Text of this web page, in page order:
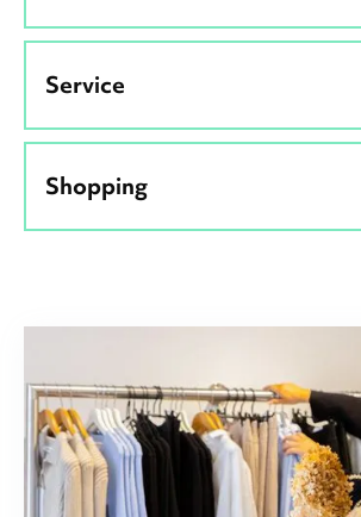
Service
Shopping